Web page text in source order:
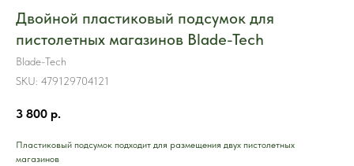
Двойной пластиковый подсумок для
пистолетных магазинов Blade-Tech
Blade-Tech
SKU: 479129704121
3 800 р.
Пластиковый подсумок подходит для размещения двух пистолетных
магазинов